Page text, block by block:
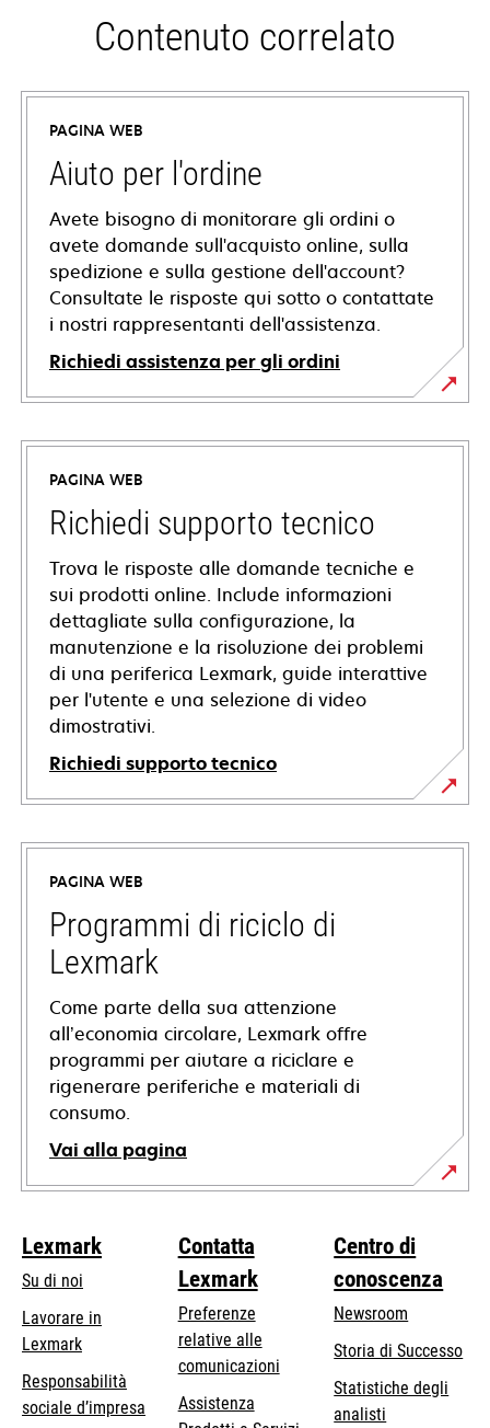
Contenuto correlato
PAGINA WEB
Aiuto per l'ordine
Avete bisogno di monitorare gli ordini o
avete domande sull'acquisto online, sulla
spedizione e sulla gestione dell'account?
Consultate le risposte qui sotto o contattate
i nostri rappresentanti dell'assistenza.
Richiedi assistenza per gli ordini
PAGINA WEB
Richiedi supporto tecnico
Trova le risposte alle domande tecniche e
sui prodotti online. Include informazioni
dettagliate sulla configurazione, la
manutenzione e la risoluzione dei problemi
di una periferica Lexmark, guide interattive
per l'utente e una selezione di video
dimostrativi.
Richiedi supporto tecnico
si
apre
una
nuova
scheda
PAGINA WEB
Programmi di riciclo di
Lexmark
Come parte della sua attenzione
all’economia circolare, Lexmark offre
programmi per aiutare a riciclare e
rigenerare periferiche e materiali di
consumo.
Vai alla pagina
Lexmark
Su di noi
Lavorare in
Lexmark
Responsabilità
sociale d’impresa
Contatta
Lexmark
Preferenze
relative alle
comunicazioni
Assistenza
Centro di
conoscenza
Newsroom
Storia di Successo
Statistiche degli
analisti